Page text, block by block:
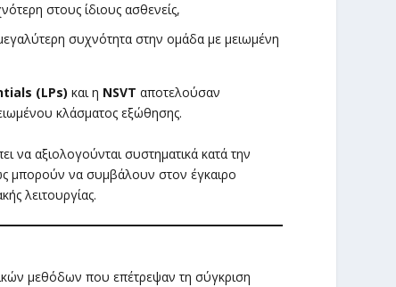
στους ίδιους ασθενείς,
συχνότητα στην ομάδα με μειωμένη
(LPs) και η NSVT αποτελούσαν
κλάσματος εξώθησης.
να αξιολογούνται συστηματικά κατά την
μπορούν να συμβάλουν στον έγκαιρο
λειτουργίας.
μεθόδων που επέτρεψαν τη σύγκριση